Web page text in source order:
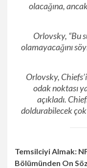
olacağına,
Orlovsky, “Bu
olamayacağını
Orlovsky,
odak noktası
açıkladı.
doldurabilecek
Temsilciyi Almak:
Bölümünden On